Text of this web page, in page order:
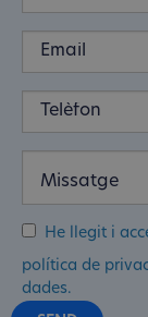
He llegit i
política de
dades.